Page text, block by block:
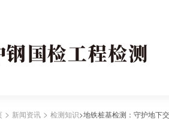
> 新闻资讯 > 检测知识>地铁桩基检测：守护地下